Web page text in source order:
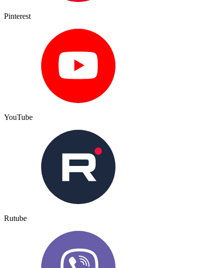
Pinterest
YouTube
Rutube